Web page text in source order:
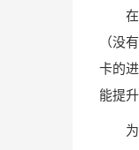
（没
卡的
能提